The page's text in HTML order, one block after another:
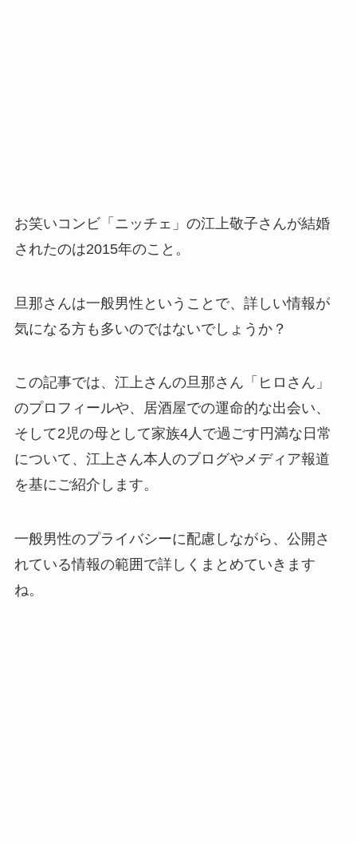
お笑いコンビ「ニッチェ」の江上敬子さんが結婚
されたのは2015年のこと。
旦那さんは一般男性ということで、詳しい情報が
気になる方も多いのではないでしょうか？
この記事では、江上さんの旦那さん「ヒロさん」
のプロフィールや、居酒屋での運命的な出会い、
そして2児の母として家族4人で過ごす円満な日常
について、江上さん本人のブログやメディア報道
を基にご紹介します。
一般男性のプライバシーに配慮しながら、公開さ
れている情報の範囲で詳しくまとめていきます
ね。